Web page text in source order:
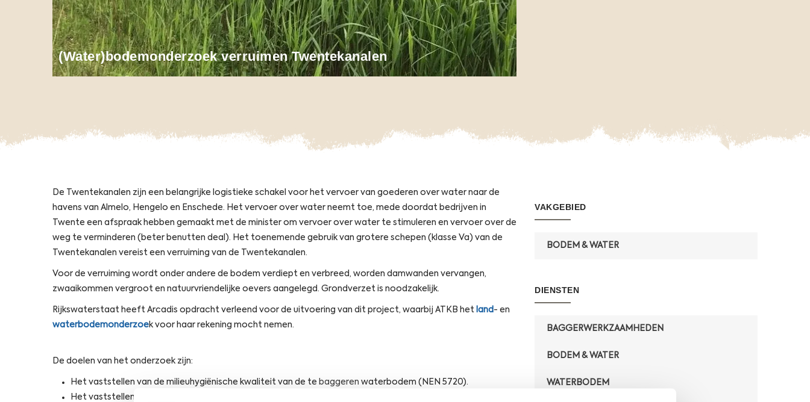
(Water)bodemonderzoek verruimen Twentekanalen
De Twentekanalen zijn een belangrijke logistieke schakel voor het vervoer van goederen over water naar de
havens van Almelo, Hengelo en Enschede. Het vervoer over water neemt toe, mede doordat bedrijven in
Twente een afspraak hebben gemaakt met de minister om vervoer over water te stimuleren en vervoer over de
weg te verminderen (beter benutten deal). Het toenemende gebruik van grotere schepen (klasse Va) van de
Twentekanalen vereist een verruiming van de Twentekanalen.
Voor de verruiming wordt onder andere de bodem verdiept en verbreed, worden damwanden vervangen,
zwaaikommen vergroot en natuurvriendelijke oevers aangelegd. Grondverzet is noodzakelijk.
Rijkswaterstaat heeft Arcadis opdracht verleend voor de uitvoering van dit project, waarbij ATKB het land - en
waterbodemonderzoek voor haar rekening mocht nemen.
De doelen van het onderzoek zijn:
Het vaststellen van de milieuhygiënische kwaliteit van de te baggeren waterbodem (NEN 5720).
Het vaststellen van de milieuhygiënische kwaliteit van de waterbodem ter plaatse van de plas-drasbermen
VAKGEBIED
BODEM & WATER
DIENSTEN
BAGGERWERKZAAMHEDEN
BODEM & WATER
WATERBODEM